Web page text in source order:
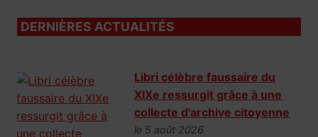
DERNIÈRES ACTUALITÉS
Libri célèbre faussaire du
XIXe ressurgit grâce à une
collecte d'archive citoyenne
le 5 août 2026